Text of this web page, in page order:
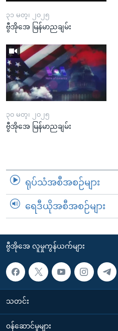
၃၁ မတ္၊ ၂၀၂၅
ဗွီအိုအေ မြန်မာညချမ်း
၃၀ မတ္၊ ၂၀၂၅
ဗွီအိုအေ မြန်မာညချမ်း
ရုပ်သံအစီအစဉ်များ
ရေဒီယိုအစီအစဉ်များ
ဗွီအိုအေ လူမှုကွန်ယက်များ
သတင်း
၀န်ဆောင်မှုများ